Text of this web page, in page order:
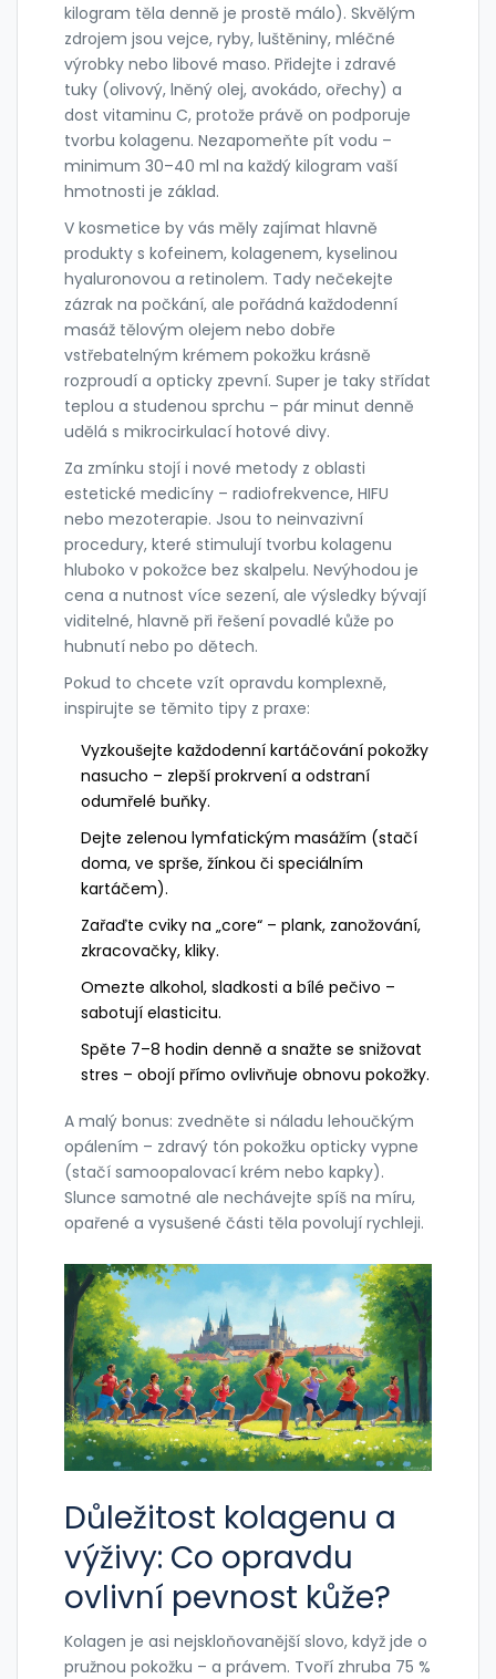
kilogram těla denně je prostě málo). Skvělým
zdrojem jsou vejce, ryby, luštěniny, mléčné
výrobky nebo libové maso. Přidejte i zdravé
tuky (olivový, lněný olej, avokádo, ořechy) a
dost vitaminu C, protože právě on podporuje
tvorbu kolagenu. Nezapomeňte pít vodu –
minimum 30–40 ml na každý kilogram vaší
hmotnosti je základ.
V kosmetice by vás měly zajímat hlavně
produkty s kofeinem, kolagenem, kyselinou
hyaluronovou a retinolem. Tady nečekejte
zázrak na počkání, ale pořádná každodenní
masáž tělovým olejem nebo dobře
vstřebatelným krémem pokožku krásně
rozproudí a opticky zpevní. Super je taky střídat
teplou a studenou sprchu – pár minut denně
udělá s mikrocirkulací hotové divy.
Za zmínku stojí i nové metody z oblasti
estetické medicíny – radiofrekvence, HIFU
nebo mezoterapie. Jsou to neinvazivní
procedury, které stimulují tvorbu kolagenu
hluboko v pokožce bez skalpelu. Nevýhodou je
cena a nutnost více sezení, ale výsledky bývají
viditelné, hlavně při řešení povadlé kůže po
hubnutí nebo po dětech.
Pokud to chcete vzít opravdu komplexně,
inspirujte se těmito tipy z praxe:
Vyzkoušejte každodenní kartáčování pokožky
nasucho – zlepší prokrvení a odstraní
odumřelé buňky.
Dejte zelenou lymfatickým masážím (stačí
doma, ve sprše, žínkou či speciálním
kartáčem).
Zařaďte cviky na „core“ – plank, zanožování,
zkracovačky, kliky.
Omezte alkohol, sladkosti a bílé pečivo –
sabotují elasticitu.
Spěte 7–8 hodin denně a snažte se snižovat
stres – obojí přímo ovlivňuje obnovu pokožky.
A malý bonus: zvedněte si náladu lehoučkým
opálením – zdravý tón pokožku opticky vypne
(stačí samoopalovací krém nebo kapky).
Slunce samotné ale nechávejte spíš na míru,
opařené a vysušené části těla povolují rychleji.
Důležitost kolagenu a
výživy: Co opravdu
ovlivní pevnost kůže?
Kolagen je asi nejskloňovanější slovo, když jde o
pružnou pokožku – a právem. Tvoří zhruba 75 %